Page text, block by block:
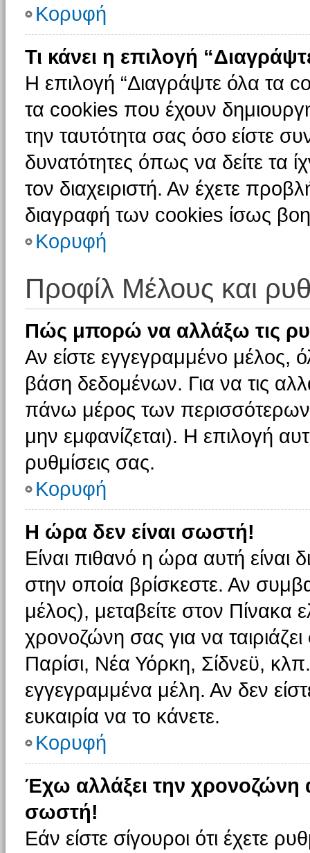
Κορυφή
Τι κάνει η επιλογή
Η επιλογή “Διαγράψτε όλα τα
τα cookies που έχουν
την ταυτότητα σας όσο είστε
δυνατότητες όπως να δείτε τα
τον διαχειριστή. Αν έχετε
διαγραφή των cookies ίσως
Κορυφή
Προφίλ Μέλους και
Πώς μπορώ να αλλάξω τις
Αν είστε εγγεγραμμένο μέλος,
βάση δεδομένων. Για να τις
πάνω μέρος των περισσότερων
μην εμφανίζεται). Η επιλογή
ρυθμίσεις σας.
Κορυφή
Η ώρα δεν είναι σωστή!
Είναι πιθανό η ώρα αυτή είναι
στην οποία βρίσκεστε. Αν
μέλος), μεταβείτε στον Πίνακα
χρονοζώνη σας για να
Παρίσι, Νέα Υόρκη, Σίδνεϋ,
εγγεγραμμένα μέλη. Αν δεν
ευκαιρία να το κάνετε.
Κορυφή
Έχω αλλάξει την χρονοζώνη
σωστή!
Εάν είστε σίγουροι ότι έχετε